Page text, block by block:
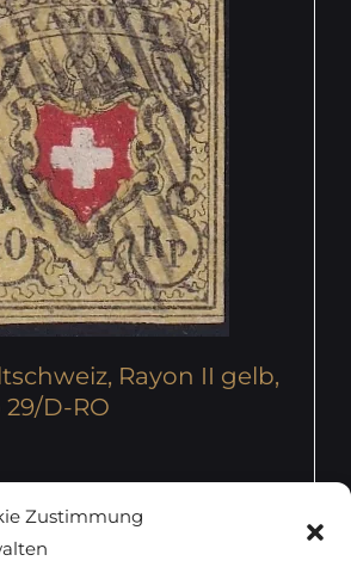
Zustimmung
Rayon II gelb,
29/D-RO